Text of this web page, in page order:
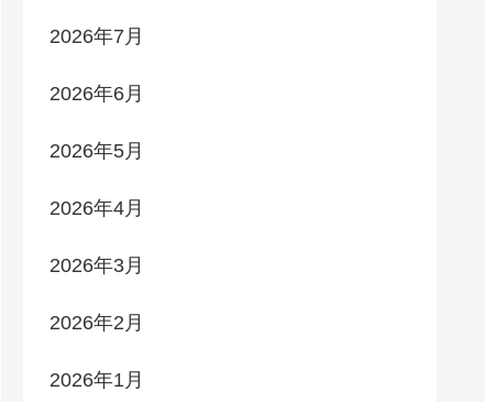
2026年7月
2026年6月
2026年5月
2026年4月
2026年3月
2026年2月
2026年1月